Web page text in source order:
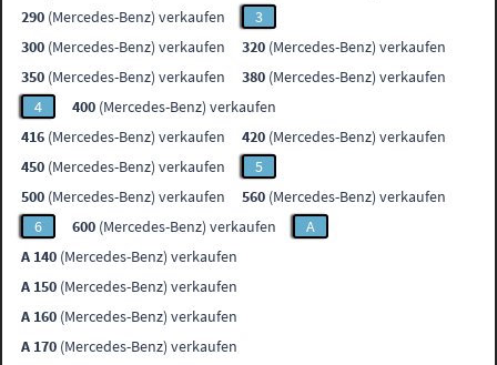
290 (Mercedes-Benz) verkaufen
3
300 (Mercedes-Benz) verkaufen 320 (Mercedes-Benz) verkaufen
350 (Mercedes-Benz) verkaufen 380 (Mercedes-Benz) verkaufen
4
400 (Mercedes-Benz) verkaufen
416 (Mercedes-Benz) verkaufen 420 (Mercedes-Benz) verkaufen
450 (Mercedes-Benz) verkaufen
5
500 (Mercedes-Benz) verkaufen 560 (Mercedes-Benz) verkaufen
6
600 (Mercedes-Benz) verkaufen
A
A 140 (Mercedes-Benz) verkaufen
A 150 (Mercedes-Benz) verkaufen
A 160 (Mercedes-Benz) verkaufen
A 170 (Mercedes-Benz) verkaufen